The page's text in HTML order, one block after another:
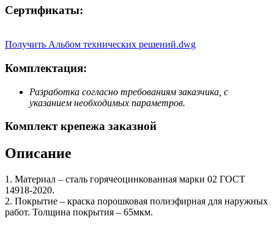
Сертификаты:
Получить Альбом технических решений.dwg
Комплектация:
Разработка согласно требованиям заказчика, с
указанием необходимых параметров.
Комплект крепежа заказной
Описание
1. Материал – сталь горячеоцинкованная марки 02 ГОСТ
14918-2020.
2. Покрытие – краска порошковая полиэфирная для наружных
работ. Толщина покрытия – 65мкм.